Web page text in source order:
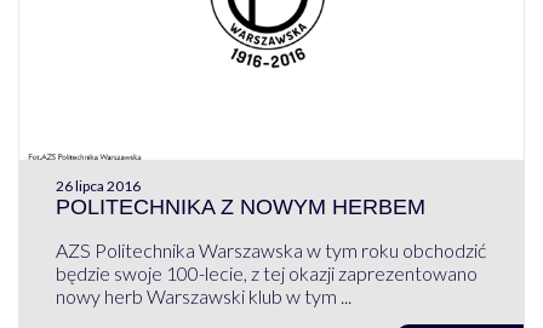
26 lipca 2016
POLITECHNIKA Z NOWYM HERBEM
AZS Politechnika Warszawska w tym roku obchodzić
będzie swoje 100-lecie, z tej okazji zaprezentowano
nowy herb Warszawski klub w tym ...